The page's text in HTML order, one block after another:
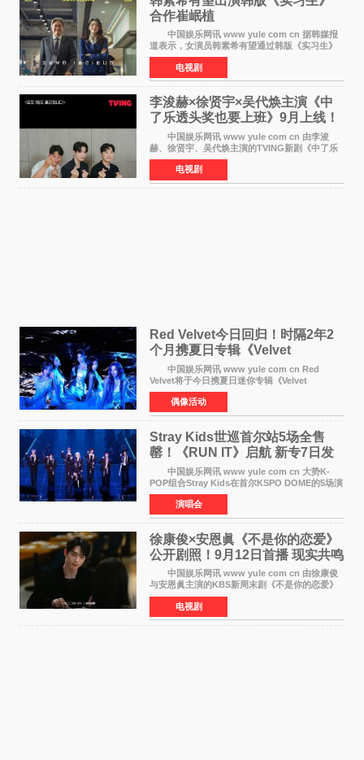
合作崔岷植
中国娱乐网讯 www yule com cn 据韩媒报
道表示，女演员韩素希有望通过韩版《实习生》
回归荧幕，合作前辈演员崔岷植。 根据消息
表示，演员韩素希目前已经结束了电视剧《Y计
划》的拍摄工
电视剧
李浚赫×徐贤宇×吴代焕主演《中
了乐透头奖也要上班》9月上线！
TVING先网后台
中国娱乐网讯 www yule com cn 由李浚
赫、徐贤宇、吴代焕主演的TVING新剧《中了乐
透头奖也要上班》定档9月10日播出，随后于9月
14日起登陆tvN月火档，实现先网后台双平台播出
模式。 本剧改
电视剧
Red Velvet今日回归！时隔2年2
个月携夏日专辑《Velvet
Summer》重启完整体活动
中国娱乐网讯 www yule com cn Red
Velvet将于今日携夏日迷你专辑《Velvet
Summer》时隔2年2个月重启完整体活动。这张
于8月3日发行的专辑，主打柔和成熟氛围的夏日
音乐，收录了成员们想着
偶像活动
Stray Kids世巡首尔站5场全售
罄！《RUN IT》启航 新专7日发
中国娱乐网讯 www yule com cn 大势K-
POP组合Stray Kids在首尔KSPO DOME的5场演
唱会全部售罄，为新世界巡演拉开序幕。据所属
社JYP娱乐透露，Stray Kids于上月25至26日、
29日及本月1至2日
演唱会
徐康俊×安恩眞《不是你的恋爱》
公开剧照！9月12日首播 现实共鸣
罗曼史来袭
中国娱乐网讯 www yule com cn 由徐康俊
与安恩眞主演的KBS新周末剧《不是你的恋爱》
于近日公开首波剧照，正式定档9月12日首
播。 剧照中，徐康俊与安恩眞并肩而坐，眼
神中流露出复杂而微
电视剧